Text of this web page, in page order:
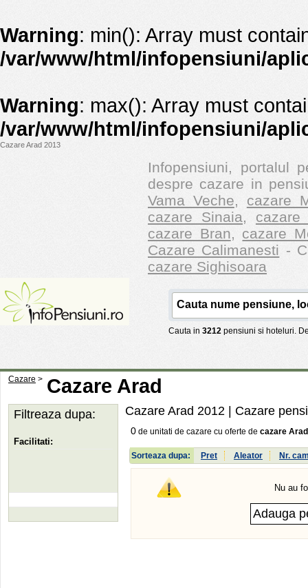
Warning: min(): Array must
/var/www/html/infopensiuni/
Warning: max(): Array must
/var/www/html/infopensiuni/
Cazare Arad 2013
Infopensiuni, portalul
despre cazare in
Vama Veche, cazare
cazare Sinaia, cazare
cazare Bran, cazare
Cazare Calimanesti -
cazare Sighisoara
Cauta in 3212 pensiuni si hoteluri.
Cazare > Cazare Arad
Cazare Arad 2012 | Cazare
0 de unitati de cazare cu oferte de cazare Arad
Sorteaza dupa: Pret Aleator Nr.
Nu au
Filtreaza dupa:
Facilitati: